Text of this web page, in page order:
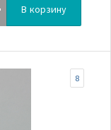
В корзину
8